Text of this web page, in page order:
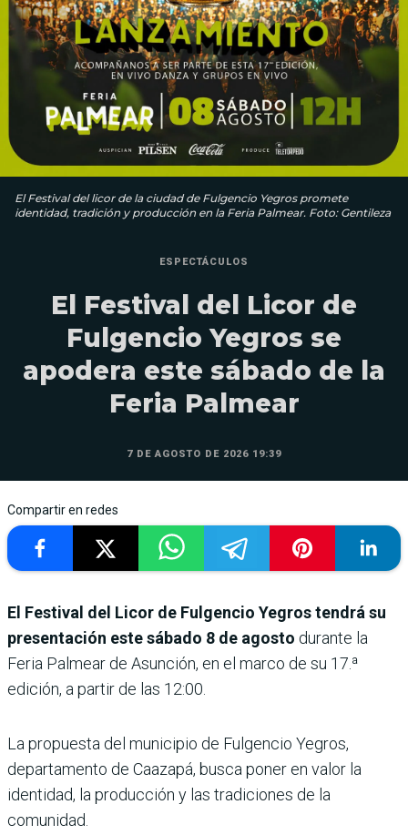
El Festival del licor de la ciudad de Fulgencio Yegros promete
identidad, tradición y producción en la Feria Palmear. Foto: Gentileza
ESPECTÁCULOS
El Festival del Licor de
Fulgencio Yegros se
apodera este sábado de la
Feria Palmear
7 DE AGOSTO DE 2026 19:39
Compartir en redes
El Festival del Licor de Fulgencio Yegros tendrá su
presentación este sábado 8 de agosto durante la
Feria Palmear de Asunción, en el marco de su 17.ª
edición, a partir de las 12:00.
La propuesta del municipio de Fulgencio Yegros,
departamento de Caazapá, busca poner en valor la
identidad, la producción y las tradiciones de la
comunidad.